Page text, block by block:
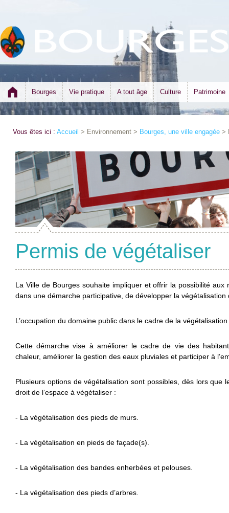
Bourges Vie pratique A tout âge Culture Patrimoine
Vous êtes ici : Accueil > Environnement > Bourges, une ville engagée >
Permis de végétaliser
La Ville de Bourges souhaite impliquer et offrir la possibilité aux
dans une démarche participative, de développer la végétalisation
L’occupation du domaine public dans le cadre de la
Cette démarche vise à améliorer le cadre de vie des
chaleur, améliorer la gestion des eaux pluviales et participer à
Plusieurs options de végétalisation sont possibles, dès lors que
droit de l’espace à végétaliser :
- La végétalisation des pieds de murs.
- La végétalisation en pieds de façade(s).
- La végétalisation des bandes enherbées et pelouses.
- La végétalisation des pieds d’arbres.